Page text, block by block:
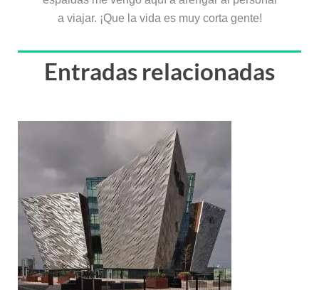
a viajar. ¡Que la vida es muy corta gente!
Entradas relacionadas